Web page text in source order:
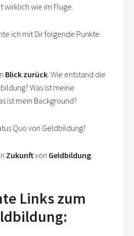
wirklich wie im Fluge.
ich mit Dir folgende Punkte
Blick zurück: Wie entstand die
Was ist meine
ist mein Background?
Quo von Geldbildung?
Zukunftvon Geldbildung
Links zum